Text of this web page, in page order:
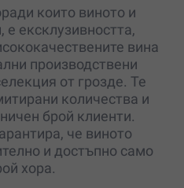
които виното и
е ексклузивността,
вина
производствени
от грозде. Те
количества и
брой клиенти.
че виното
и достъпно само
хора.